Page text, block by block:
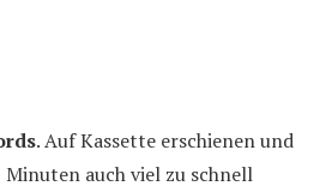
. Auf Kassette erschienen und
auch viel zu schnell